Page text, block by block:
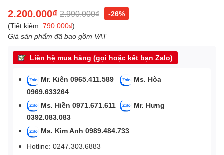
2.200.000₫ 2.990.000₫
-26%
(Tiết kiệm: 790.000₫)
Giá sản phẩm đã bao gồm VAT
Liên hệ mua hàng (gọi hoặc kết bạn Zalo)
Mr. Kiên 0965.411.589
Ms. Hòa
0969.633264
Ms. Hiền 0971.671.611
Mr. Hưng
0392.083.083
Ms. Kim Anh 0989.484.733
Hotline: 0247.303.6883